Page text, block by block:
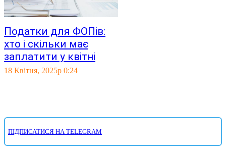
Податки для ФОПів:
хто і скільки має
заплатити у квітні
18 Квітня, 2025р 0:24
ПІДПИСАТИСЯ НА TELEGRAM